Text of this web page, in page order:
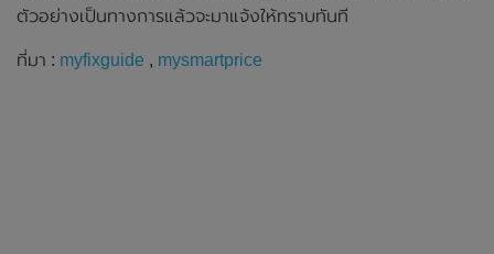
ตัวอย่างเป็นทางการแล้วจะมาแจ้งให้ทราบทันที
ที่มา : myfixguide , mysmartprice